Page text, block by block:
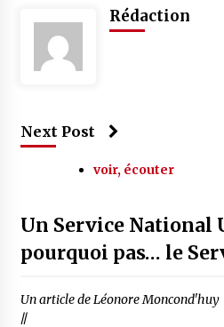
Rédaction
Next Post
voir, écouter
Un Service National
pourquoi pas… le
Un article de Léonore Moncond'huy
//